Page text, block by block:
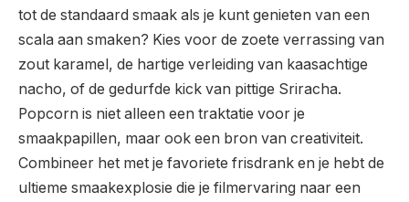
tot de standaard smaak als je kunt genieten van een
scala aan smaken? Kies voor de zoete verrassing van
zout karamel, de hartige verleiding van kaasachtige
nacho, of de gedurfde kick van pittige Sriracha.
Popcorn is niet alleen een traktatie voor je
smaakpapillen, maar ook een bron van creativiteit.
Combineer het met je favoriete frisdrank en je hebt de
ultieme smaakexplosie die je filmervaring naar een